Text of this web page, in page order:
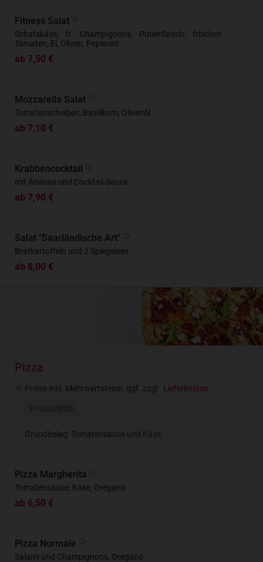
Fitness Salat
Schafskäse, fr. Champignons, Putenfleisch, frischen
Tomaten, Ei, Oliven, Peperoni
ab 7,50 €
Mozzarella Salat
Tomatenscheiben, Basilikum, Olivenöl
ab 7,10 €
Krabbencocktail
mit Ananas und Cocktail-Sauce
ab 7,90 €
Salat "Saarländische Art"
Bratkartoffeln und 2 Spiegeleier
ab 8,00 €
Pizza
Preise inkl. Mehrwertsteuer, ggf. zzgl. Lieferkosten
Grundbelag: Tomatensauce und Käse
Pizza Margherita
Tomatensauce, Käse, Oregano
ab 6,50 €
Pizza Normale
Salami und Champignons, Oregano